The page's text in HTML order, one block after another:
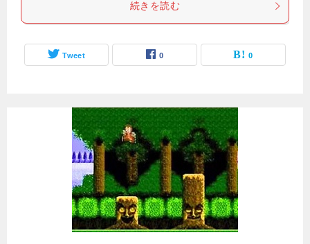
続きを読む
Tweet 0 0